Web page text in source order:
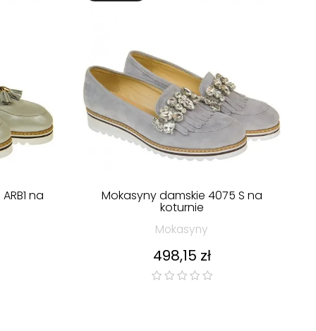
na Mokasyny damskie 4075 S na
koturnie
Mokasyny
Cena
498,15 zł